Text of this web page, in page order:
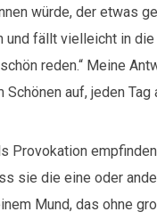
würde, der etwas
fällt vielleicht in die
reden.“ Meine
auf, jeden Tag
Provokation
sie die eine oder
Mund, das ohne